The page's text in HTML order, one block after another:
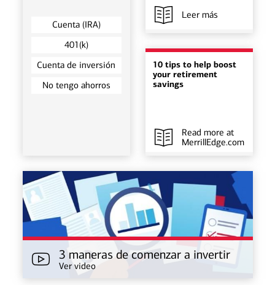
Cuenta (IRA)
401(k)
Cuenta de inversión
No tengo ahorros
Leer más
10 tips to help boost
your retirement
savings
Read more at
MerrillEdge.com
3 maneras de comenzar a invertir
Ver video